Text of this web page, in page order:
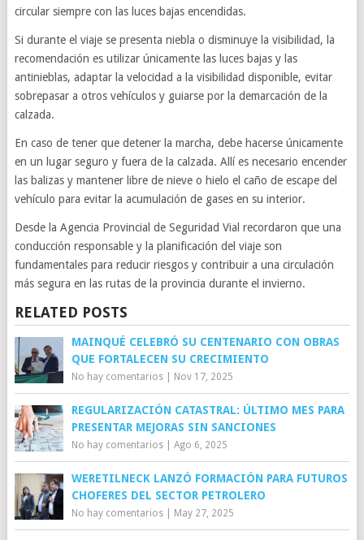
circular siempre con las luces bajas encendidas.
Si durante el viaje se presenta niebla o disminuye la visibilidad, la
recomendación es utilizar únicamente las luces bajas y las
antinieblas, adaptar la velocidad a la visibilidad disponible, evitar
sobrepasar a otros vehículos y guiarse por la demarcación de la
calzada.
En caso de tener que detener la marcha, debe hacerse únicamente
en un lugar seguro y fuera de la calzada. Allí es necesario encender
las balizas y mantener libre de nieve o hielo el caño de escape del
vehículo para evitar la acumulación de gases en su interior.
Desde la Agencia Provincial de Seguridad Vial recordaron que una
conducción responsable y la planificación del viaje son
fundamentales para reducir riesgos y contribuir a una circulación
más segura en las rutas de la provincia durante el invierno.
RELATED POSTS
MAINQUÉ CELEBRÓ SU CENTENARIO CON OBRAS
QUE FORTALECEN SU CRECIMIENTO
No hay comentarios| Nov 17, 2025
REGULARIZACIÓN CATASTRAL: ÚLTIMO MES PARA
PRESENTAR MEJORAS SIN SANCIONES
No hay comentarios| Ago 6, 2025
WERETILNECK LANZÓ FORMACIÓN PARA FUTUROS
CHOFERES DEL SECTOR PETROLERO
No hay comentarios| May 27, 2025